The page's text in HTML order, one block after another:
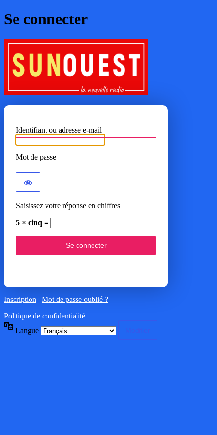
Se connecter
Identifiant ou adresse e-mail
Mot de passe
Saisissez votre réponse en chiffres
5 × cinq =
Inscription | Mot de passe oublié ?
Politique de confidentialité
Langue